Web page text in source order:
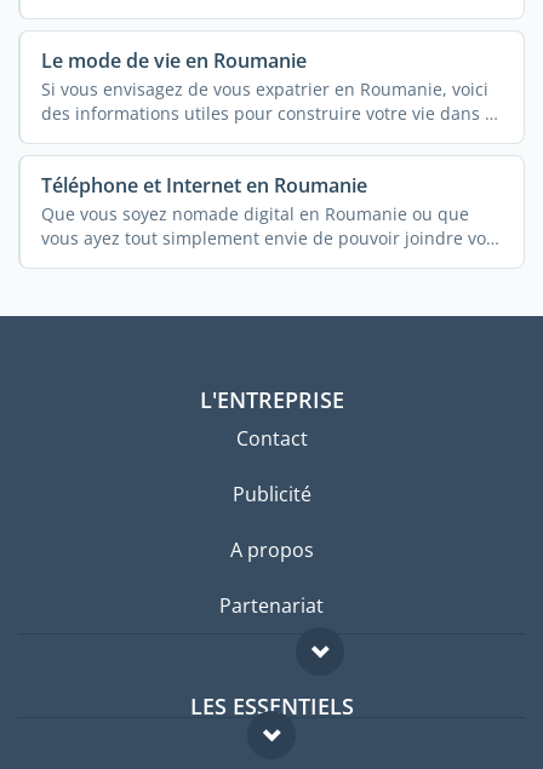
Le mode de vie en Roumanie
Si vous envisagez de vous expatrier en Roumanie, voici
des informations utiles pour construire votre vie dans ce
...
Téléphone et Internet en Roumanie
Que vous soyez nomade digital en Roumanie ou que
vous ayez tout simplement envie de pouvoir joindre vos
proches et ...
L'ENTREPRISE
Contact
Publicité
A propos
Partenariat
LES ESSENTIELS
Forum expatriés